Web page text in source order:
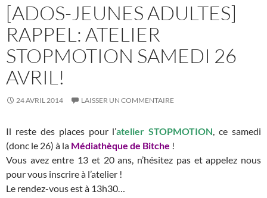
[ADOS-JEUNES ADULTES]
RAPPEL: ATELIER
STOPMOTION SAMEDI 26
AVRIL!
24 AVRIL 2014 LAISSER UN COMMENTAIRE
Il reste des places pour l’atelier STOPMOTION, ce samedi
(donc le 26) à la Médiathèque de Bitche !
Vous avez entre 13 et 20 ans, n’hésitez pas et appelez nous
pour vous inscrire à l’atelier !
Le rendez-vous est à 13h30…